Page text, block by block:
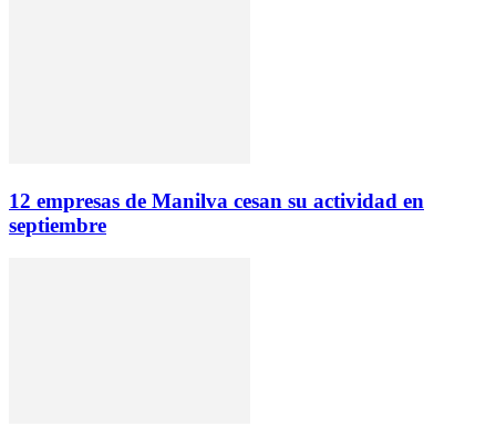
12 empresas de Manilva cesan su actividad en
septiembre